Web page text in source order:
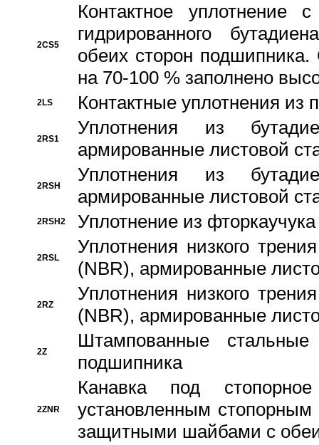
2CS5
Контактное уплотнение
гидрированного
обеих сторон
на 70-100 % заполнено
2LS Контактные уплотнения из
2RS1
Уплотнения из
армированные листовой
2RSH
Уплотнения из
армированные листовой
2RSH2 Уплотнение из
2RSL
Уплотнения низкого
(NBR), армированные
2RZ
Уплотнения низкого
(NBR), армированные
2Z
Штампованные
подшипника
2ZNR
Канавка под
установленным
защитными шайбами с